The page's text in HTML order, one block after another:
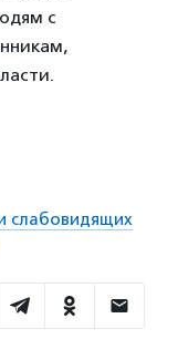
с
слабовидящих